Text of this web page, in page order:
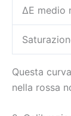
ΔE medio
Questa
nella rossa